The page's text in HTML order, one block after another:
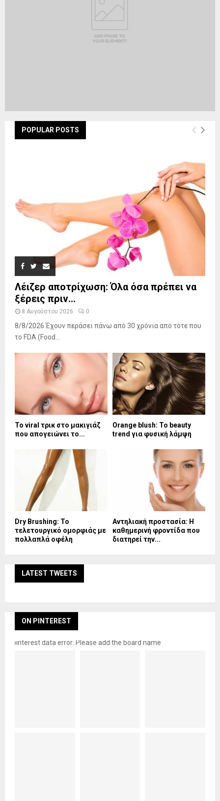
POPULAR POSTS
Λέιζερ αποτρίχωση: Όλα όσα πρέπει να
ξέρεις πριν...
8 Αυγούστου 2026 0
8/8/2026 Έχουν περάσει πάνω από 30 χρόνια από τότε που
το FDA (Food...
Το viral τρικ στο μακιγιάζ
που απογειώνει το...
Orange blush: Το beauty
trend για φυσική λάμψη
Dry Brushing: Το
τελετουργικό ομορφιάς με
πολλαπλά οφέλη
Αντηλιακή προστασία: Η
καθημερινή φροντίδα που
διατηρεί την...
LATEST TWEETS
ON PINTEREST
pinterest data error: Please add the board name